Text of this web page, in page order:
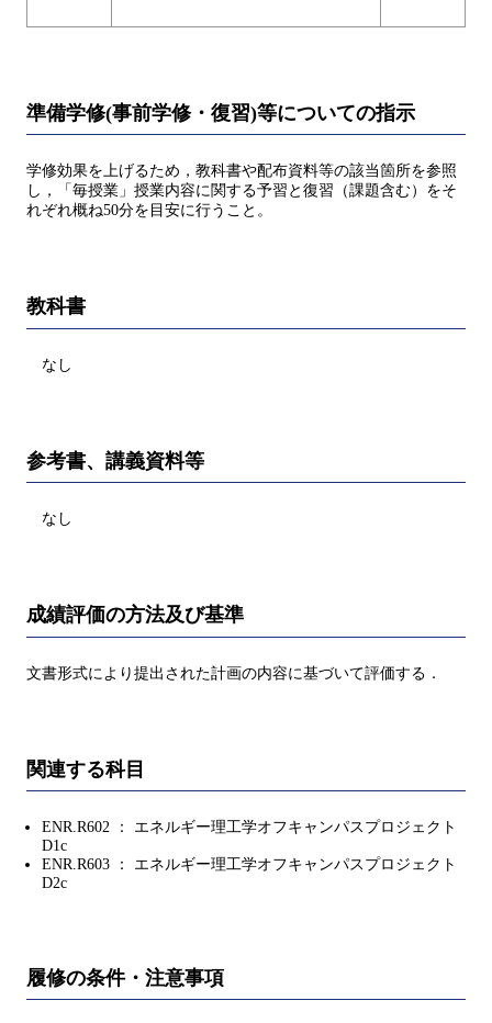
準備学修(事前学修・復習)等についての指示
学修効果を上げるため，教科書や配布資料等の該当箇所を参照
し，「毎授業」授業内容に関する予習と復習（課題含む）をそ
れぞれ概ね50分を目安に行うこと。
教科書
なし
参考書、講義資料等
なし
成績評価の方法及び基準
文書形式により提出された計画の内容に基づいて評価する．
関連する科目
ENR.R602 ： エネルギー理工学オフキャンパスプロジェクト
D1c
ENR.R603 ： エネルギー理工学オフキャンパスプロジェクト
D2c
履修の条件・注意事項